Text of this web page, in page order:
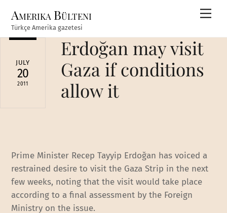
content
Amerika Bülteni
Türkçe Amerika gazetesi
JULY
20
2011
Erdoğan may visit
Gaza if conditions
allow it
Prime Minister Recep Tayyip Erdoğan has voiced a
restrained desire to visit the Gaza Strip in the next
few weeks, noting that the visit would take place
according to a final assessment by the Foreign
Ministry on the issue.